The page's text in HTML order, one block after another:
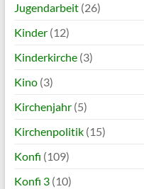
Jugendarbeit(26)
Kinder(12)
Kinderkirche(3)
Kino(3)
Kirchenjahr(5)
Kirchenpolitik(15)
Konfi (109)
Konfi 3(10)